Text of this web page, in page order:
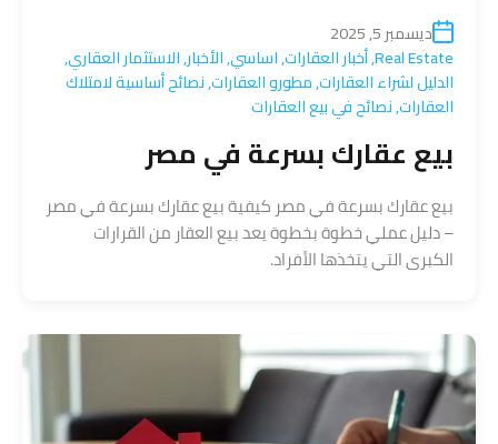
ديسمبر 5, 2025
Real Estate
,أخبار العقارات,اساسي,الأخبار,الاستثمار العقاري,
الدليل لشراء العقارات,مطورو العقارات,نصائح أساسية لامتلاك
العقارات,نصائح في بيع العقارات
بيع عقارك بسرعة في مصر
بيع عقارك بسرعة في مصر كيفية بيع عقارك بسرعة في مصر
– دليل عملي خطوة بخطوة يعد بيع العقار من القرارات
الكبرى التي يتخذها الأفراد.